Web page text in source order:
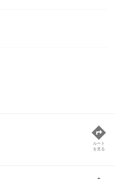
ルート
を見る